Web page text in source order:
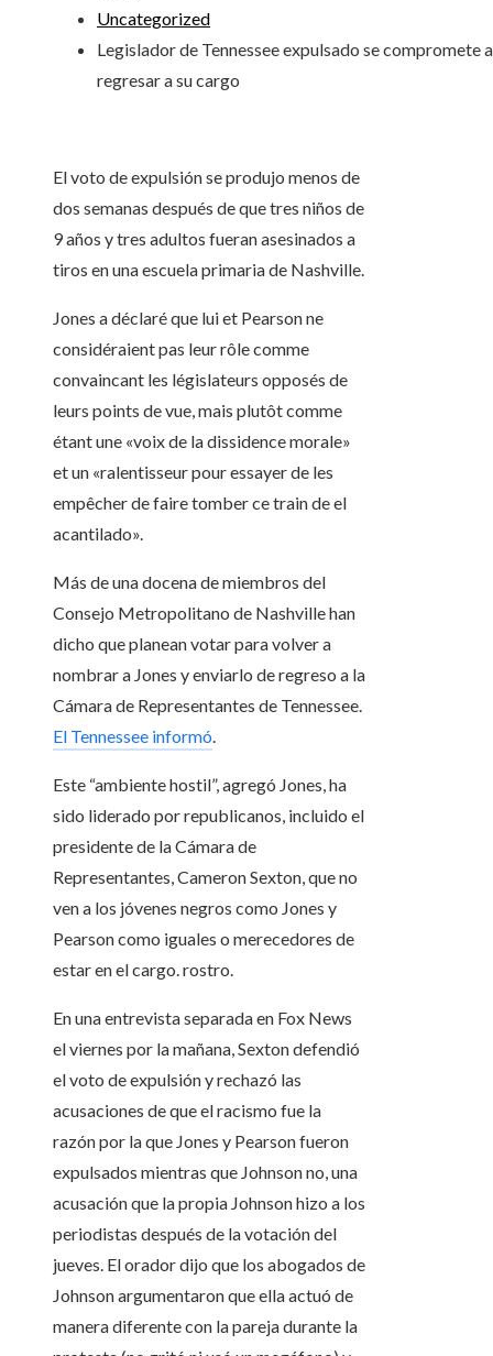
Uncategorized
Legislador de Tennessee expulsado se compromete a
regresar a su cargo
El voto de expulsión se produjo menos de
dos semanas después de que tres niños de
9 años y tres adultos fueran asesinados a
tiros en una escuela primaria de Nashville.
Jones a déclaré que lui et Pearson ne
considéraient pas leur rôle comme
convaincant les législateurs opposés de
leurs points de vue, mais plutôt comme
étant une «voix de la dissidence morale»
et un «ralentisseur pour essayer de les
empêcher de faire tomber ce train de el
acantilado».
Más de una docena de miembros del
Consejo Metropolitano de Nashville han
dicho que planean votar para volver a
nombrar a Jones y enviarlo de regreso a la
Cámara de Representantes de Tennessee.
El Tennessee informó.
Este “ambiente hostil”, agregó Jones, ha
sido liderado por republicanos, incluido el
presidente de la Cámara de
Representantes, Cameron Sexton, que no
ven a los jóvenes negros como Jones y
Pearson como iguales o merecedores de
estar en el cargo. rostro.
En una entrevista separada en Fox News
el viernes por la mañana, Sexton defendió
el voto de expulsión y rechazó las
acusaciones de que el racismo fue la
razón por la que Jones y Pearson fueron
expulsados ​​mientras que Johnson no, una
acusación que la propia Johnson hizo a los
periodistas después de la votación del
jueves. El orador dijo que los abogados de
Johnson argumentaron que ella actuó de
manera diferente con la pareja durante la